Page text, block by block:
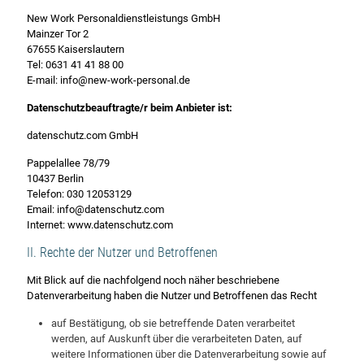
New Work Personaldienstleistungs GmbH
Mainzer Tor 2
67655 Kaiserslautern
Tel: 0631 41 41 88 00
E-mail: info@new-work-personal.de
Datenschutzbeauftragte/r beim Anbieter ist:
datenschutz.com GmbH
Pappelallee 78/79
10437 Berlin
Telefon: 030 12053129
Email: info@datenschutz.com
Internet: www.datenschutz.com
II. Rechte der Nutzer und Betroffenen
Mit Blick auf die nachfolgend noch näher beschriebene
Datenverarbeitung haben die Nutzer und Betroffenen das Recht
auf Bestätigung, ob sie betreffende Daten verarbeitet
werden, auf Auskunft über die verarbeiteten Daten, auf
weitere Informationen über die Datenverarbeitung sowie auf